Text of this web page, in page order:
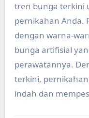
tren bunga terkini
pernikahan Anda.
dengan warna-
bunga artifisial
perawatannya.
terkini,
indah dan